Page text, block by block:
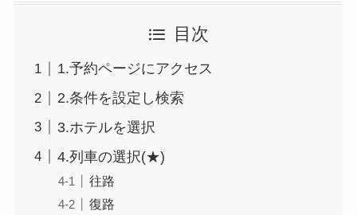
目次
1.予約ページにアクセス
2.条件を設定し検索
3.ホテルを選択
4.列車の選択(★)
往路
復路